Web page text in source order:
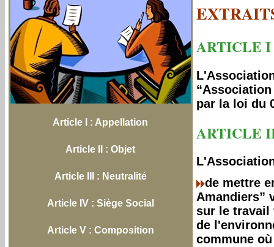
Article I : Appellation
Article II : Objet
Article III : Neutralité
Article IV : Siège Social
Article V : Composition
ARTICLE
par la loi du
ARTICLE
de mettre
Amandiers”
sur le travail
de
commune